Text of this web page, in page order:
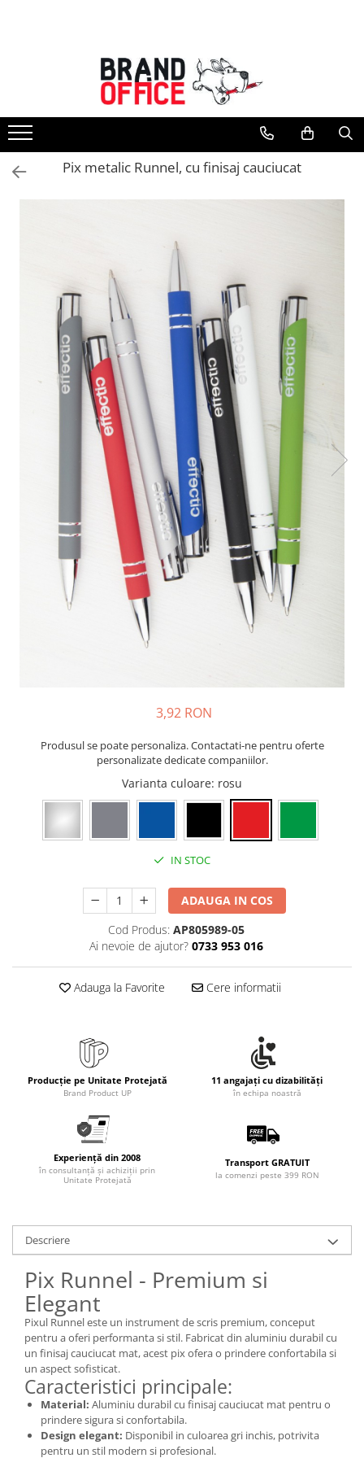
Unitate Protejata - PRODUCTIE
Hartie copiator si produse
tipografice
Produse consumabile din hartie
Detergenti si dezinfectanti
Formulare tipizate
Agende, calendare si organizatoare
Agende personalizabile
Organizatoare business
Birotica si papetarie
Hartie si articole din hartie
Bibliorafturi, caiete mecanice,
separatoare
Capsatoare, capse si perforatoare
Caiete si blocnotesuri
Dosare, folii protectie si mape
Accesorii diverse pentru birou
Etichetare si ambalare
Arhivare si depozitare
Instrumente de scris
Pixuri de plastic
Pixuri metalice
Creioane mecanice si grafit
Markere diverse
Rezerve instrumente scris
Tavite documente si suporturi
Ascutitori, radiere, agrafe
Foarfece pentru birou
Curatenie si igiena
Articole pentru baie
Maturi, mopuri si galeti
Hartie igienica, prosoape hartie si
dispensere
Articole pentru rufe, casa,
geamuri, mobila
Articole pentru birou, suprafete,
pardoseli
Intretinere si odorizante masina
Accesorii pentru curatenie
Tipografie si stampile
Formulare tipizate
Caiete si blocnotesuri
personalizate
Stampile, tusiere si tus
Protectia muncii si Imbracaminte
Imbracaminte
Tricouri
Bluze & Pulovere
Pix metalic Runnel, cu finisaj cauciucat
3,92 RON
Produsul se poate personaliza. Contactati-ne pentru oferte
personalizate dedicate companiilor.
Varianta culoare: rosu
IN STOC
ADAUGA IN COS
Cod Produs: AP805989-05
Ai nevoie de ajutor? 0733 953 016
Adauga la Favorite Cere informatii
Producție pe Unitate Protejată
Brand Product UP
11 angajați cu dizabilități
în echipa noastră
Experiență din 2008
în consultanță și achiziții prin
Unitate Protejată
Transport GRATUIT
la comenzi peste 399 RON
Descriere
Pix Runnel - Premium si
Elegant
Pixul Runnel este un instrument de scris premium, conceput
pentru a oferi performanta si stil. Fabricat din aluminiu durabil cu
un finisaj cauciucat mat, acest pix ofera o prindere confortabila si
un aspect sofisticat.
Caracteristici principale:
Material: Aluminiu durabil cu finisaj cauciucat mat pentru o
prindere sigura si confortabila.
Design elegant: Disponibil in culoarea gri inchis, potrivita
pentru un stil modern si profesional.